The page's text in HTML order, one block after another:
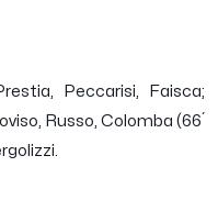
Peccarisi, Faisca;
Russo, Colomba (66´